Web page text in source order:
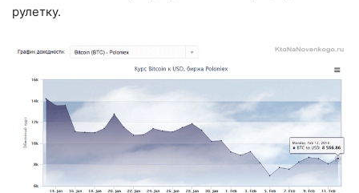
рулетку.